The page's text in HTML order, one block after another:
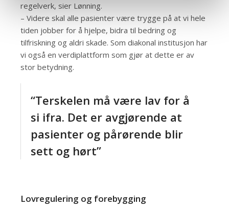
regelverk, sier Lønning.
– Videre skal alle pasienter være trygge på at vi hele
tiden jobber for å hjelpe, bidra til bedring og
tilfriskning og aldri skade. Som diakonal institusjon har
vi også en verdiplattform som gjør at dette er av
stor betydning.
“Terskelen må være lav for å
si ifra. Det er avgjørende at
pasienter og pårørende blir
sett og hørt”
Lovregulering og forebygging